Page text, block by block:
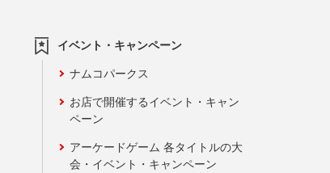
イベント・キャンペーン
ナムコパークス
お店で開催するイベント・キャン
ペーン
アーケードゲーム 各タイトルの大
会・イベント・キャンペーン